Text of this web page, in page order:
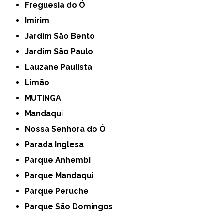
Freguesia do Ó
Imirim
Jardim São Bento
Jardim São Paulo
Lauzane Paulista
Limão
MUTINGA
Mandaqui
Nossa Senhora do Ó
Parada Inglesa
Parque Anhembi
Parque Mandaqui
Parque Peruche
Parque São Domingos